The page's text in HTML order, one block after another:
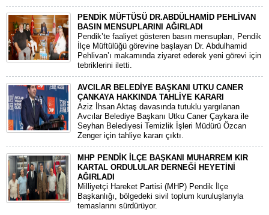
PENDİK MÜFTÜSÜ DR.ABDÜLHAMİD PEHLİVAN
BASIN MENSUPLARINI AĞIRLADI
​Pendik’te faaliyet gösteren basın mensupları, Pendik
İlçe Müftülüğü görevine başlayan Dr. Abdulhamid
Pehlivan’ı makamında ziyaret ederek yeni görevi için
tebriklerini iletti.
AVCILAR BELEDİYE BAŞKANI UTKU CANER
ÇANKAYA HAKKINDA TAHLİYE KARARI
​Aziz İhsan Aktaş davasında tutuklu yargılanan
Avcılar Belediye Başkanı Utku Caner Çaykara ile
Seyhan Belediyesi Temizlik İşleri Müdürü Özcan
Zenger için tahliye kararı çıktı.
MHP PENDİK İLÇE BAŞKANI MUHARREM KIR
KARTAL ORDULULAR DERNEĞİ HEYETİNİ
AĞIRLADI
​Milliyetçi Hareket Partisi (MHP) Pendik İlçe
Başkanlığı, bölgedeki sivil toplum kuruluşlarıyla
temaslarını sürdürüyor.